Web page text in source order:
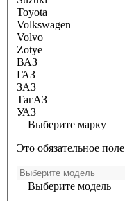
Toyota
Volkswagen
Volvo
Zotye
ВАЗ
ГАЗ
ЗАЗ
ТагАЗ
УАЗ
Выберите марку
Это обязательное поле
Выберите модель